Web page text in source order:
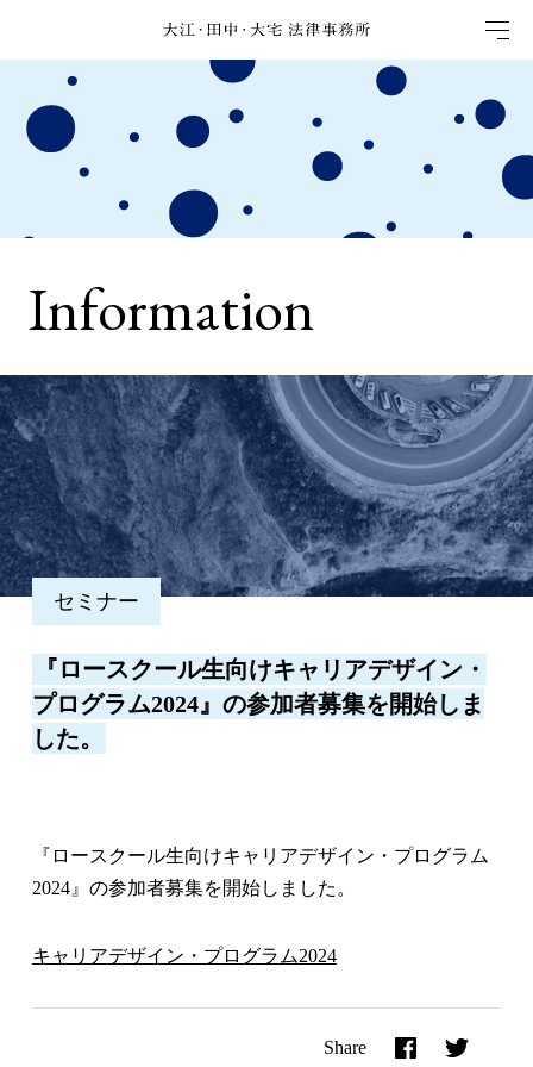
Information
セミナー
『ロースクール生向けキャリアデザイン・
プログラム2024』の参加者募集を開始しま
した。
『ロースクール生向けキャリアデザイン・プログラム
2024』の参加者募集を開始しました。
キャリアデザイン・プログラム2024
Share